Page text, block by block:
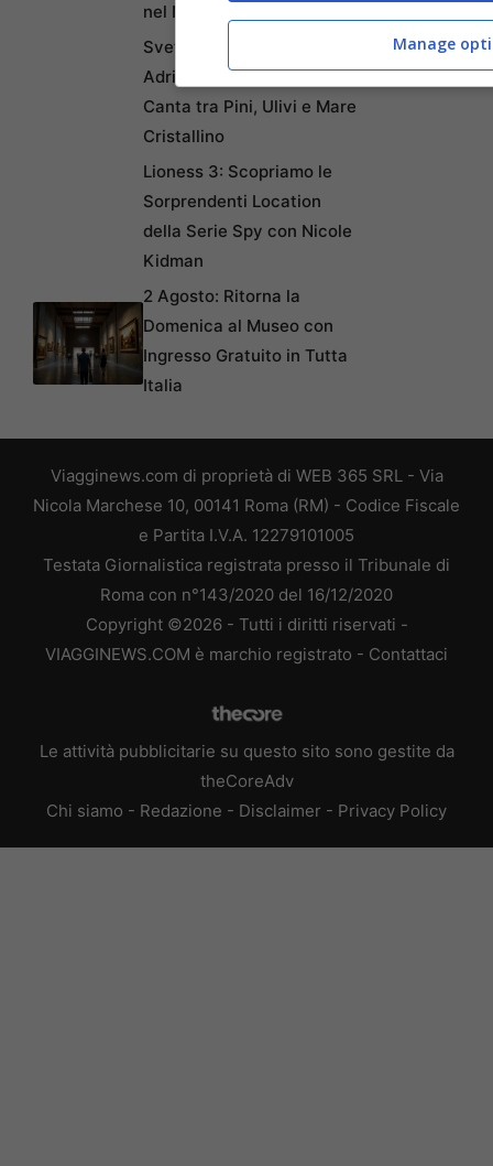
nel Nord della Spagna
Sveti Klement: L’Isola
Adriatica dove la Natura
Canta tra Pini, Ulivi e Mare
Cristallino
Lioness 3: Scopriamo le
Sorprendenti Location
della Serie Spy con Nicole
Kidman
2 Agosto: Ritorna la
Domenica al Museo con
Ingresso Gratuito in Tutta
Italia
Viagginews.com di proprietà di WEB 365 SRL - Via
Nicola Marchese 10, 00141 Roma (RM) - Codice Fiscale
e Partita I.V.A. 12279101005
Testata Giornalistica registrata presso il Tribunale di
Roma con n°143/2020 del 16/12/2020
Copyright ©2026 - Tutti i diritti riservati -
VIAGGINEWS.COM è marchio registrato - Contattaci
Le attività pubblicitarie su questo sito sono gestite da
theCoreAdv
Chi siamo - Redazione - Disclaimer - Privacy Policy
Manage